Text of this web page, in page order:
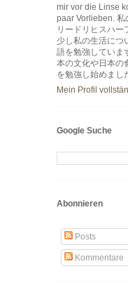
mir vor die Linse
paar Vorlieben. 私
リードリヒスハ
少し私の生活につ
語を勉強していま
本の文化や日本の
を勉強し始めまし
Mein Profil
Google Suche
Abonnieren
Posts
Kommentare